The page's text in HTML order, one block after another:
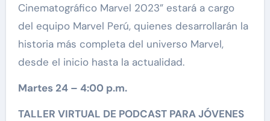
Cinematográfico Marvel 2023” estará a cargo
del equipo Marvel Perú, quienes desarrollarán la
historia más completa del universo Marvel,
desde el inicio hasta la actualidad.
Martes 24 – 4:00 p.m.
TALLER VIRTUAL DE PODCAST PARA JÓVENES